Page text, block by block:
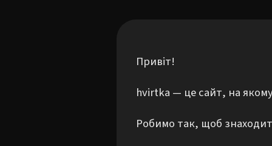
Привіт!
hvirtka — це сайт, на
Робимо так, щоб